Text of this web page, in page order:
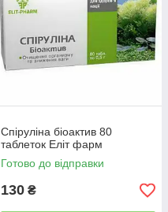
Спіруліна біоактив 80
таблеток Еліт фарм
Готово до відправки
130 ₴